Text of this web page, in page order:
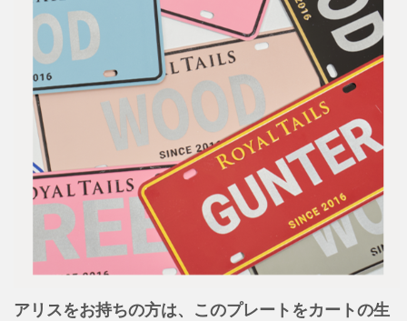
アリスをお持ちの方は、このプレートをカートの生